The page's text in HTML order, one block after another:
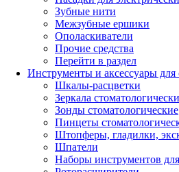
Зубные нити
Межзубные ершики
Ополаскиватели
Прочие средства
Перейти в раздел
Инструменты и аксессуары для
Шкалы-расцветки
Зеркала
Зонды стоматологические
Пинцеты
Штопферы, гладилки,
Шпатели
Наборы инструментов